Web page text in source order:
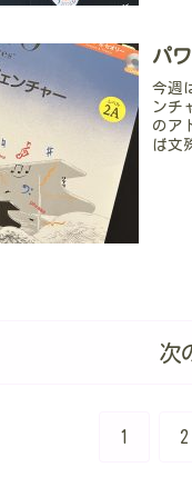
パ
今週
ンチ
のア
ば文
次
1 2